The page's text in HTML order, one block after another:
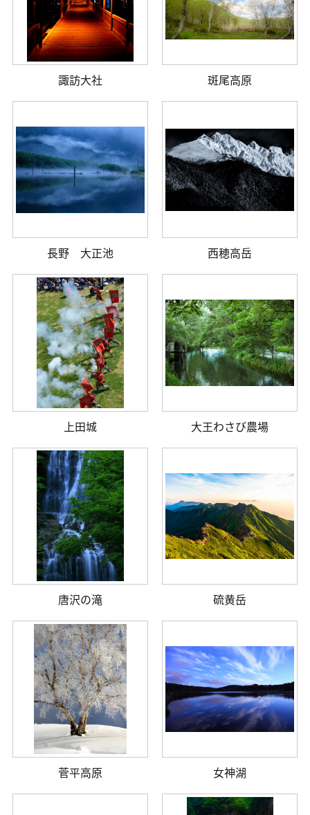
諏訪大社 斑尾高原
長野 大正池 西穂高岳
上田城 大王わさび農場
唐沢の滝 硫黄岳
菅平高原 女神湖